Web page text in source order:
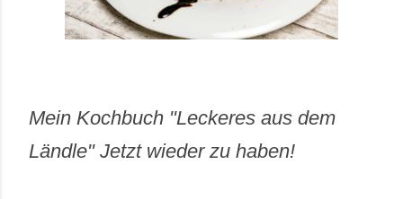
Mein Kochbuch "Leckeres aus dem
Ländle" Jetzt wieder zu haben!